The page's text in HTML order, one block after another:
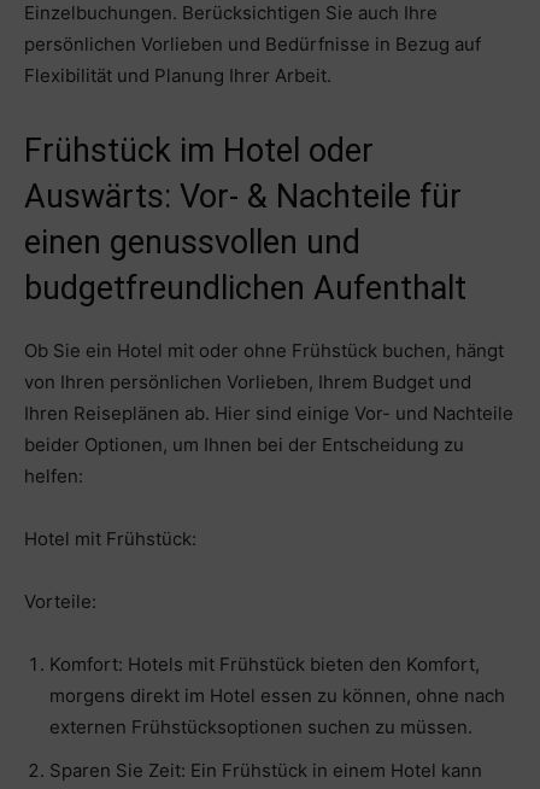
Einzelbuchungen. Berücksichtigen Sie auch Ihre
persönlichen Vorlieben und Bedürfnisse in Bezug auf
Flexibilität und Planung Ihrer Arbeit.
Frühstück im Hotel oder
Auswärts: Vor- & Nachteile für
einen genussvollen und
budgetfreundlichen Aufenthalt
Ob Sie ein Hotel mit oder ohne Frühstück buchen, hängt
von Ihren persönlichen Vorlieben, Ihrem Budget und
Ihren Reiseplänen ab. Hier sind einige Vor- und Nachteile
beider Optionen, um Ihnen bei der Entscheidung zu
helfen:
Hotel mit Frühstück:
Vorteile:
Komfort: Hotels mit Frühstück bieten den Komfort,
morgens direkt im Hotel essen zu können, ohne nach
externen Frühstücksoptionen suchen zu müssen.
Sparen Sie Zeit: Ein Frühstück in einem Hotel kann